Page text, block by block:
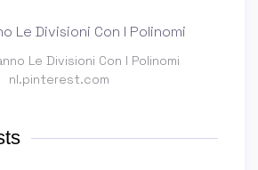
Le Divisioni Con I Polinomi
nl.pinterest.com